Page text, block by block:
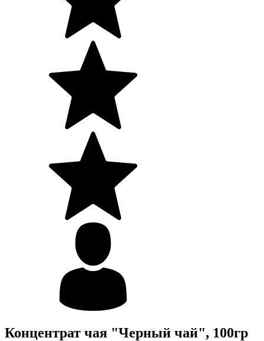
Концентрат чая "Черный чай", 100гр